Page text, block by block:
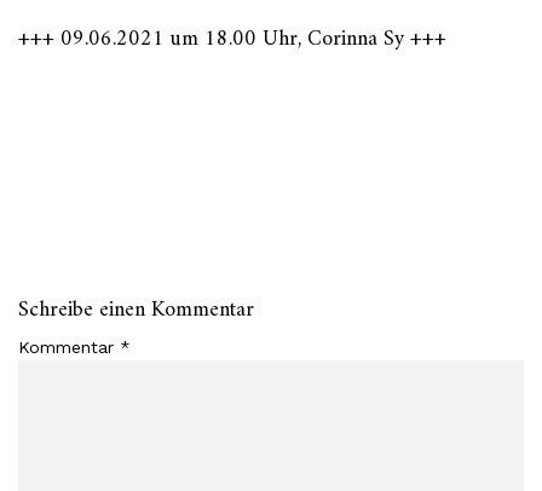
+++ 09.06.2021 um 18.00 Uhr, Corinna Sy +++
Schreibe einen Kommentar
Kommentar *